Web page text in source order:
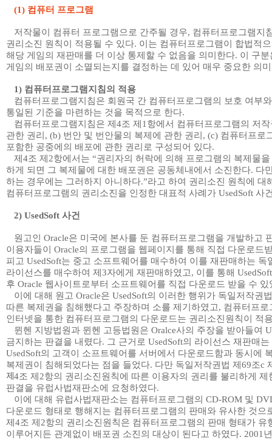
(1) 컴퓨터 프로그램
저작물이 컴퓨터 프로그램으로 간주될 경우, 컴퓨터프로그램지
권리소진 원칙이 적용될 수 있다. 이는 컴퓨터프로그램이 합법적
해당 게임의 재판매를 더 이상 통제할 수 없음을 의미한다. 이 구
게임의 배포권이 소멸되는지를 결정하는 데 있어 매우 중요한 의
1) 컴퓨터프로그램지침의 적용
컴퓨터프로그램지침은 회원국 간 컴퓨터프로그램의 보호 여부
통일된 기준을 마련하는 것을 목적으로 한다.
컴퓨터프로그램지침은 제4조 제 1 항에서 컴퓨터프로그램의 저
관한 권리 , (b) 번안 및 번안물의 복제에 관한 권리 , (c) 컴퓨터프로
포함한 공중에의 배포에 관한 권리로 구성되어 있다.
제4조 제 2항에서는“권리자의 허락에 의해 프로그램의 복제물
하게 되면 그 복제물에 대한 배포권은 공동체내에서 소진한다. 다
하는 경우에는 그러하지 아니하다.”라고 하여 권리소진 원칙에 대
컴퓨터프로그램의 권리소진을 인정한 대표적 사례가 UsedSoft 사
2) UsedSoft사건
원고인Oracle은 미국에 본사를 둔 컴퓨터프로그램을 개발하고
이용자들이 Oracle의 프로그램을 웹페이지를 통해 직접 다운로드
피고 UsedSoft는 중고 소프트웨어를 매수하여 이를 재판매하는 독
라이선스를 매수하여 제 3자에게 재판매하였고, 이를 통해 UsedSoft
후 Oracle 웹사이트로부터 소프트웨어를 직접 다운로드 받을 수 있
이에 대해 원고Oracle은UsedSoft의 이러한 행위가 독일저작권
따른 복제권을 침해했다고 주장하며 소를 제기하였고, 컴퓨터프로
인터넷을 통한 컴퓨터프로그램의 다운로드는 권리소진원칙이 적
뮌헨 지방법원과 뮌헨 고등법원은Oralce사의 주장을 받아들여
금지하는 판결을 내렸다. 그 근거로 UsedSoft의 라이선스 재판매
UsedSoft의 고객이 소프트웨어를 서버에서 다운로드함과 동시에
복제권이 침해되었다는 점을 들었다. 다만 독일저작권법 제 69조c
제 4조 제 2항의 권리소진원칙에 따른 이용자의 권리를 불리하게
판결을 유럽사법재판소에 요청하였다.
이에 대해 유럽사법재판소는 컴퓨터프로그램의CD-ROM 및
다운로드 형태로 행해지는 컴퓨터프로그램의 판매와 유사한 것으
제 4조 제 2항의 권리소진원칙은 컴퓨터프로그램의 판매 형태가
이루어지든 관계없이 배포권 소진의 대상이 된다고 하였다. 2001